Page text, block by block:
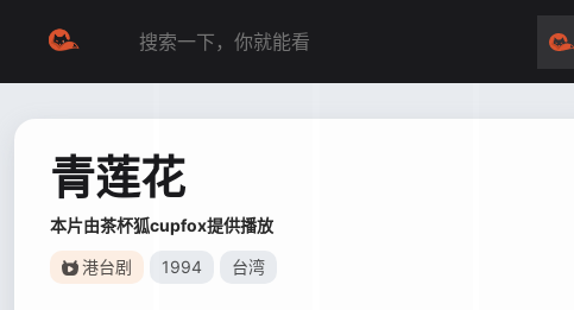
青莲花
本片由茶杯狐cupfox提供播放
港台剧 1994 台湾